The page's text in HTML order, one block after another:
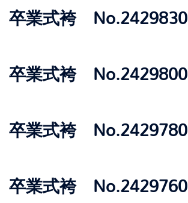
卒業式袴 No.2429830
卒業式袴 No.2429800
卒業式袴 No.2429780
卒業式袴 No.2429760